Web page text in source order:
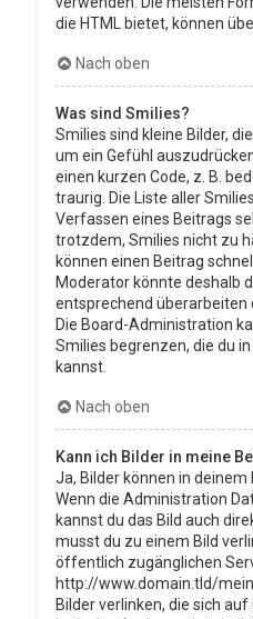
die HTML bietet, können
Nach oben
Was sind Smilies?
Smilies sind kleine Bilder,
um ein Gefühl
einen kurzen Code, z. B.
traurig. Die Liste aller
Verfassen eines Beitrags
trotzdem, Smilies nicht zu
können einen Beitrag
Moderator könnte deshalb
entsprechend überarbeiten
Die Board-Administration
Smilies begrenzen, die du
kannst.
Nach oben
Kann ich Bilder in meine
Ja, Bilder können in
Wenn die Administration
kannst du das Bild auch
musst du zu einem Bild
öffentlich zugänglichen
http://www.domain.tld/
Bilder verlinken, die sich